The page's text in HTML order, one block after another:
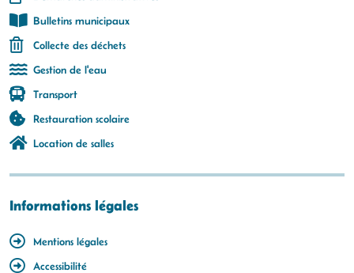
Bulletins municipaux
Collecte des déchets
Gestion de l'eau
Transport
Restauration scolaire
Location de salles
Informations légales
Mentions légales
Accessibilité